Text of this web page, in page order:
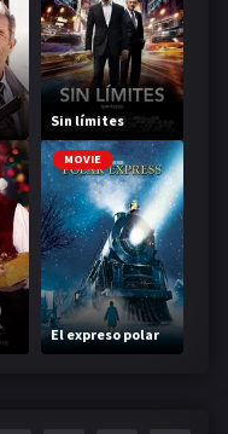
Sin límites
MOVIE
El expreso polar